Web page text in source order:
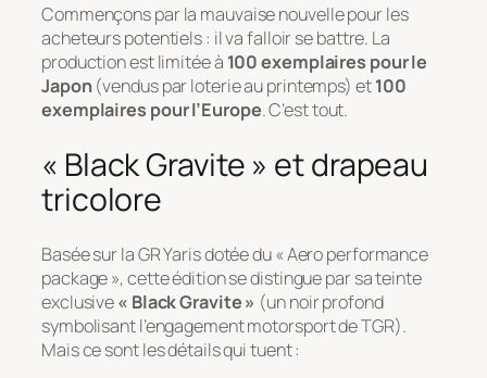
Commençons par la mauvaise nouvelle pour les
acheteurs potentiels : il va falloir se battre. La
production est limitée à 100 exemplaires pour le
Japon(vendus par loterie au printemps) et100
exemplaires pour l’Europe. C’est tout.
« Black Gravite » et drapeau
tricolore
Basée sur la GR Yaris dotée du « Aero performance
package », cette édition se distingue par sa teinte
exclusive« Black Gravite » (un noir profond
symbolisant l’engagement motorsport de TGR).
Mais ce sont les détails qui tuent :